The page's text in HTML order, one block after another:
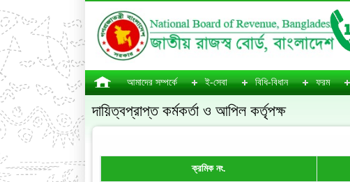
আমাদের সম্পর্কে ই-সেবা বিধি-বিধান ফরম
দায়িত্বপ্রাপ্ত কর্মকর্তা ও আপিল কর্তৃপক্ষ
ক্রমিক নং.